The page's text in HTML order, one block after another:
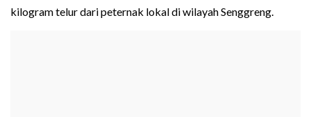
kilogram telur dari peternak lokal di wilayah Senggreng.